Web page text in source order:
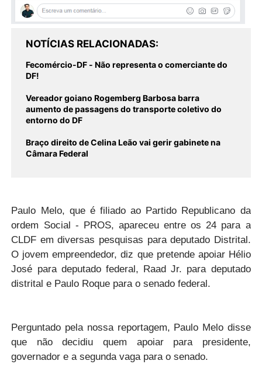
NOTÍCIAS RELACIONADAS
Fecomércio-DF - Não representa o comerciante do
DF!
Vereador goiano Rogemberg Barbosa barra
aumento de passagens do transporte coletivo do
entorno do DF
Braço direito de Celina Leão vai gerir gabinete na
Câmara Federal
Paulo Melo, que é filiado ao Partido Republicano da
ordem Social - PROS, apareceu entre os 24 para a
CLDF em diversas pesquisas para deputado Distrital.
O jovem empreendedor, diz que pretende apoiar Hélio
José para deputado federal, Raad Jr. para deputado
distrital e Paulo Roque para o senado federal.
Perguntado pela nossa reportagem, Paulo Melo disse
que não decidiu quem apoiar para presidente,
governador e a segunda vaga para o senado.